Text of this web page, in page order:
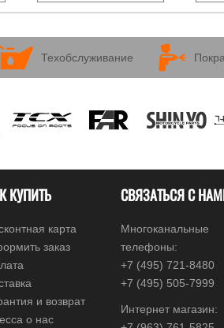
Техобслуживание
КУПИТЬ
карта
заказ
и возврат
о нас
СВЯЗАТЬСЯ С
Многоканальные
телефоны:
+7 (495) 721-8480
+7 (495) 505-7999
Интернет магазин: